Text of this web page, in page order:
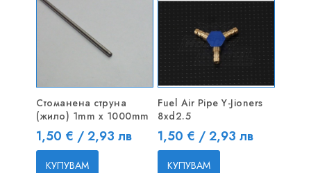
Стоманена струна
(жило) 1mm x 1000mm
Цена
1,50 € / 2,93 лв
КУПУВАМ
Fuel Air Pipe Y-Jioners
8xd2.5
Цена
1,50 € / 2,93 лв
КУПУВАМ